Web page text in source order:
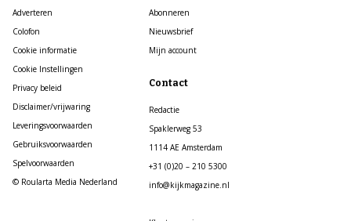
Adverteren
Colofon
Cookie informatie
Cookie Instellingen
Privacy beleid
Disclaimer/vrijwaring
Leveringsvoorwaarden
Gebruiksvoorwaarden
Spelvoorwaarden
© Roularta Media Nederland
Abonneren
Nieuwsbrief
Mijn account
Contact
Redactie
Spaklerweg 53
1114 AE Amsterdam
+31 (0)20 – 210 5300
info@kijkmagazine.nl